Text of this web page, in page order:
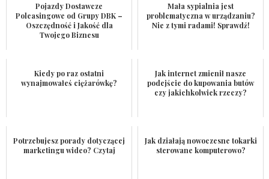
Pojazdy Dostawcze
Poleasingowe od Grupy DBK –
Oszczędność i Jakość dla
Twojego Biznesu
Mała sypialnia jest
problematyczna w urządzaniu?
Nie z tymi radami! Sprawdź!
Kiedy po raz ostatni
wynajmowałeś ciężarówkę?
Jak internet zmienił nasze
podejście do kupowania butów
czy jakichkolwiek rzeczy?
Potrzebujesz porady dotyczącej
marketingu wideo? Czytaj
Jak działają nowoczesne tokarki
sterowane komputerowo?